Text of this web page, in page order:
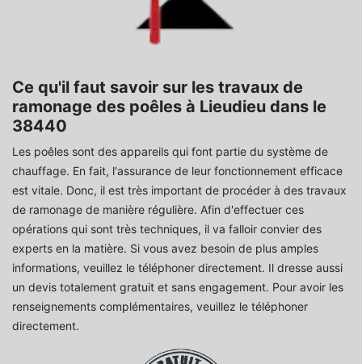
Ce qu'il faut savoir sur les travaux de
ramonage des poêles à Lieudieu dans le
38440
Les poêles sont des appareils qui font partie du système de
chauffage. En fait, l'assurance de leur fonctionnement efficace
est vitale. Donc, il est très important de procéder à des travaux
de ramonage de manière régulière. Afin d'effectuer ces
opérations qui sont très techniques, il va falloir convier des
experts en la matière. Si vous avez besoin de plus amples
informations, veuillez le téléphoner directement. Il dresse aussi
un devis totalement gratuit et sans engagement. Pour avoir les
renseignements complémentaires, veuillez le téléphoner
directement.